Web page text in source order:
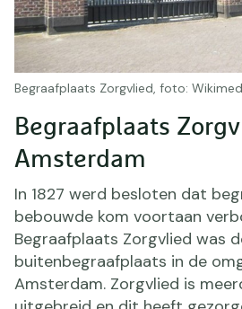
Begraafplaats Zorgvlied, foto:
Begraafplaats
Amsterdam
In 1827 werd besloten dat
bebouwde kom voortaan
Begraafplaats Zorgvlied was
buitenbegraafplaats in de
Amsterdam. Zorgvlied is